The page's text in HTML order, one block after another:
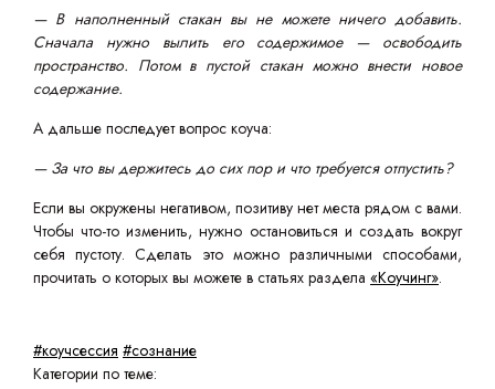
— В наполненный стакан вы не можете ничего добавить.
Сначала нужно вылить его содержимое — освободить
пространство. Потом в пустой стакан можно внести новое
содержание.
А дальше последует вопрос коуча:
— За что вы держитесь до сих пор и что требуется отпустить?
Если вы окружены негативом, позитиву нет места рядом с вами.
Чтобы что-то изменить, нужно остановиться и создать вокруг
себя пустоту. Сделать это можно различными способами,
прочитать о которых вы можете в статьях раздела «Коучинг».
#коучсессия #сознание
Категории по теме: